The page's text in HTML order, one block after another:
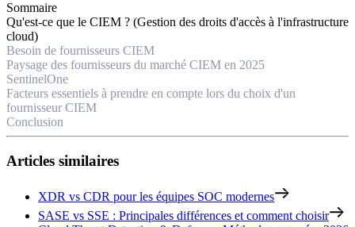
Sommaire
Qu'est-ce que le CIEM ? (Gestion des droits d'accès à l'infrastructure
cloud)
Besoin de fournisseurs CIEM
Paysage des fournisseurs du marché CIEM en 2025
SentinelOne
Facteurs essentiels à prendre en compte lors du choix d'un
fournisseur CIEM
Conclusion
Articles similaires
XDR vs CDR pour les équipes SOC modernes
SASE vs SSE : Principales différences et comment choisir